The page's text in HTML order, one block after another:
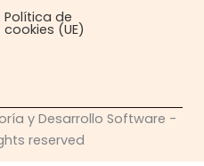
Política de
cookies (UE)
y Desarrollo Software -
reserved